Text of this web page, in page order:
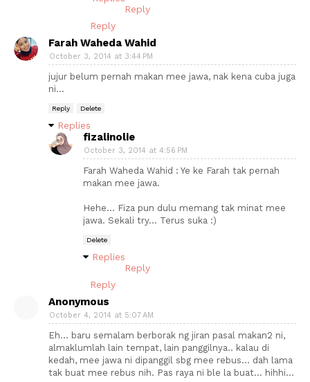
Reply
Reply
Farah Waheda Wahid
October 3, 2014 at 3:44 PM
jujur belum pernah makan mee jawa, nak kena cuba juga
ni...
Reply Delete
Replies
fizalinolie
October 3, 2014 at 4:56 PM
Farah Waheda Wahid : Ye ke Farah tak pernah
makan mee jawa.
Hehe... Fiza pun dulu memang tak minat mee
jawa. Sekali try... Terus suka :)
Delete
Replies
Reply
Reply
Anonymous
October 4, 2014 at 5:07 AM
Eh... baru semalam berborak ng jiran pasal makan2 ni,
almaklumlah lain tempat, lain panggilnya.. kalau di
kedah, mee jawa ni dipanggil sbg mee rebus... dah lama
tak buat mee rebus nih. Pas raya ni ble la buat... hihhi...